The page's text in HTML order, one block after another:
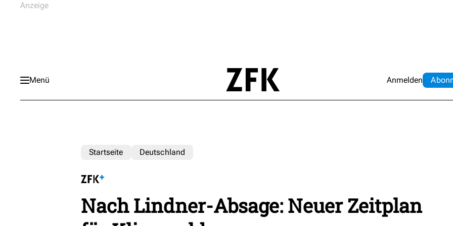
Menü Anmelden Abo
Startseite Deutschland
Nach Lindner-Absage: Neuer Zeitplan